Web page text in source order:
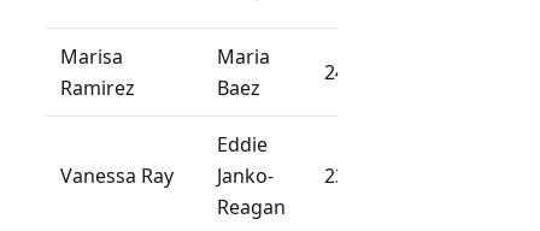
Marisa
Ramirez
Maria
Baez
240+
Vanessa Ray
Eddie
Janko-
Reagan
230+